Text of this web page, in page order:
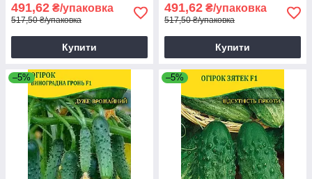
491,62 ₴/упаковка
517,50 ₴/упаковка
Купити
491,62 ₴/упаковка
517,50 ₴/упаковка
Купити
–5% –5%